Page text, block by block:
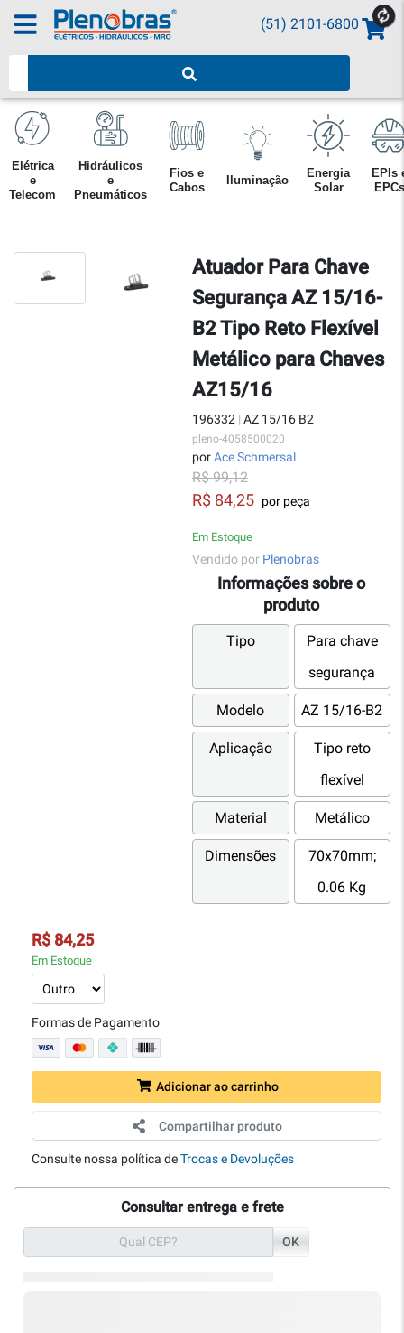
(51) 2101-6800
Elétrica
e
Telecom
Hidráulicos
e
Pneumáticos
Fios e
Cabos
Iluminação
Energia
Solar
EPIs
EPCs
Atuador Para Chave
Segurança AZ 15/16-
B2 Tipo Reto Flexível
Metálico para Chaves
AZ15/16
196332 | AZ 15/16 B2
pleno-4058500020
porAce Schmersal
R$ 99,12
R$ 84,25 por peça
Em Estoque
Vendido por Plenobras
Informações sobre o
produto
Tipo
Para chave
segurança
Modelo AZ 15/16-B2
Aplicação
Tipo reto
flexível
Material Metálico
Dimensões
70x70mm;
0.06 Kg
R$ 84,25
Em Estoque
Formas de Pagamento
Adicionar ao carrinho
Compartilhar produto
Consulte nossa política deTrocas e Devoluções
Consultar entrega e frete
OK